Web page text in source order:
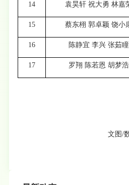
14 袁昊轩 祝大勇 林嘉
15 蔡东栩 郭卓颖 饶小
16 陈静宜 李兴 张茹瞳
17 罗翔 陈若恩 胡梦浩
文图/